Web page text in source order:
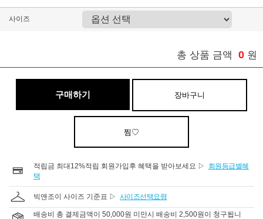
사이즈
총 상품 금액 0 원
구매하기 장바구니
찜♡
적립금 최대12%적립 회원가입후 혜택을 받아보세요 ▷
회원등급별혜
택
빅앤조이 사이즈 기준표 ▷ 사이즈선택요령
배송비 총 결제금액이 50,000원 미만시 배송비 2,500원이 청구됩니